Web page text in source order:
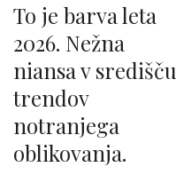
To je barva leta
2026. Nežna
niansa v središču
trendov
notranjega
oblikovanja.